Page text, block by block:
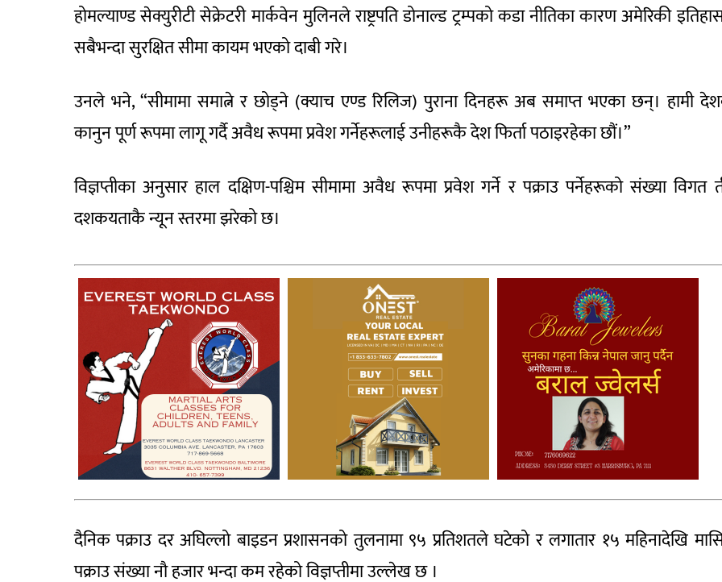
होमल्याण्ड सेक्युरीटी सेक्रेटरी मार्कवेन मुलिनले राष्ट्रपति डोनाल्ड ट्रम्पको कडा नीतिका कारण अमेरिकी
सबैभन्दा सुरक्षित सीमा कायम भएको दाबी गरे।
उनले भने, “सीमामा समात्ने र छोड्ने (क्याच एण्ड रिलिज) पुराना दिनहरू अब समाप्त भएका छन्। हामी
कानुन पूर्ण रूपमा लागू गर्दै अवैध रूपमा प्रवेश गर्नेहरूलाई उनीहरूकै देश फिर्ता पठाइरहेका छौं।”
विज्ञप्तीका अनुसार हाल दक्षिण-पश्चिम सीमामा अवैध रूपमा प्रवेश गर्ने र पक्राउ पर्नेहरूको संख्या विगत
दशकयताकै न्यून स्तरमा झरेको छ।
दैनिक पक्राउ दर अघिल्लो बाइडन प्रशासनको तुलनामा ९५ प्रतिशतले घटेको र लगातार १५ महिनादेखि
पक्राउ संख्या नौ हजार भन्दा कम रहेको विज्ञप्तीमा उल्लेख छ ।